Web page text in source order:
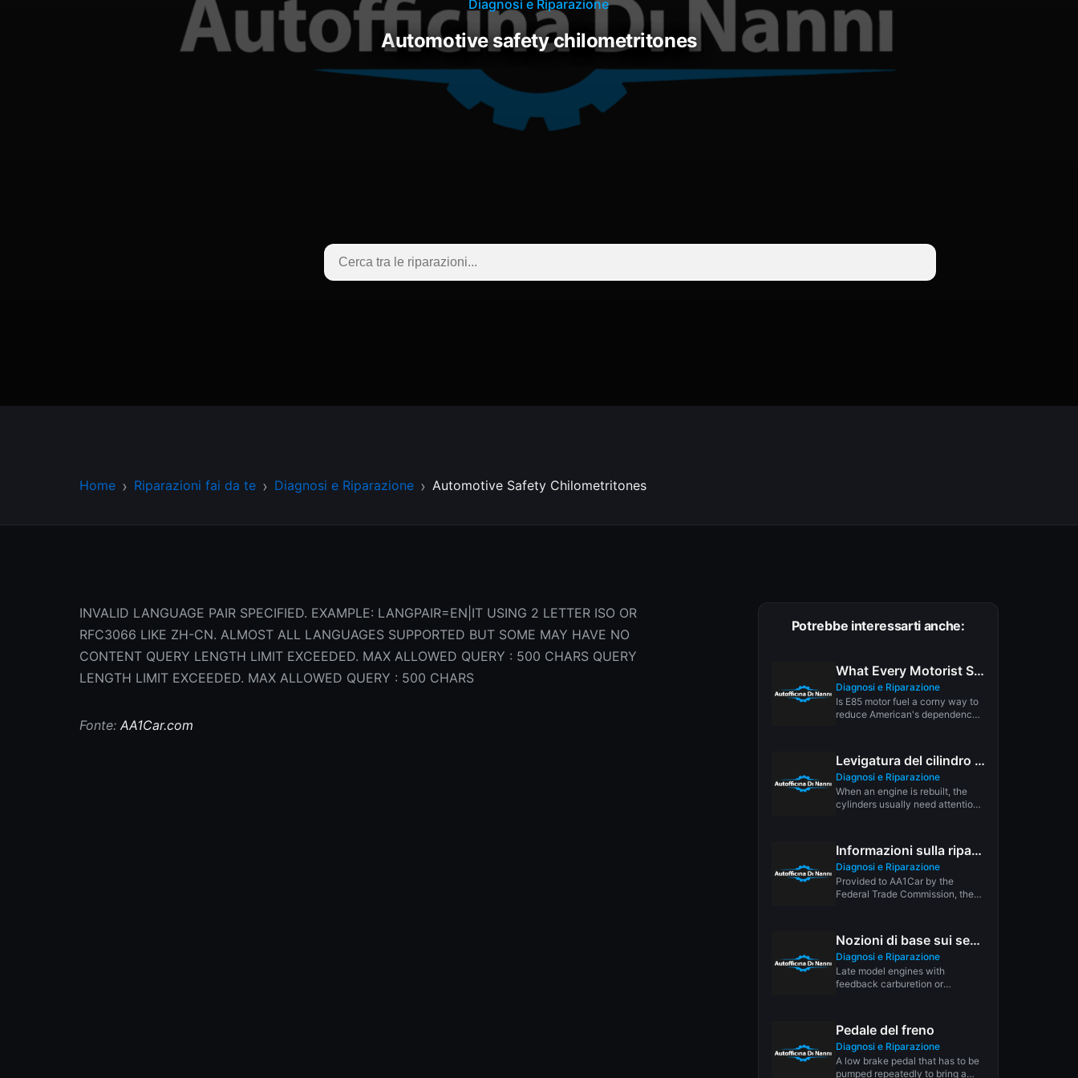
Diagnosi e Riparazione
automotive safety chilometritones
Home Riparazioni fai da te Diagnosi e Riparazione Automotive Safety Chilometritones
INVALID LANGUAGE PAIR SPECIFIED. EXAMPLE: LANGPAIR=EN|IT USING 2 LETTER ISO OR
RFC3066 LIKE ZH-CN. ALMOST ALL LANGUAGES SUPPORTED BUT SOME MAY HAVE NO
CONTENT QUERY LENGTH LIMIT EXCEEDED. MAX ALLOWED QUERY : 500 CHARS QUERY
LENGTH LIMIT EXCEEDED. MAX ALLOWED QUERY : 500 CHARS
Fonte:AA1Car.com
Potrebbe interessarti anche:
What Every Motorist Should Know About E85 Gasoline
Diagnosi e Riparazione
Is E85 motor fuel a corny way to
reduce American's dependence
Levigatura del cilindro del motore
Diagnosi e Riparazione
When an engine is rebuilt, the
cylinders usually need attention.
Informazioni sulla riparazione auto per i consumatori
Diagnosi e Riparazione
Provided to AA1Car by the
Federal Trade Commission, the
Nozioni di base sui sensori di posizione dell’acceleratore del motore
Diagnosi e Riparazione
Late model engines with
feedback carburetion or
Pedale del freno
Diagnosi e Riparazione
A low brake pedal that has to be
pumped repeatedly to bring a